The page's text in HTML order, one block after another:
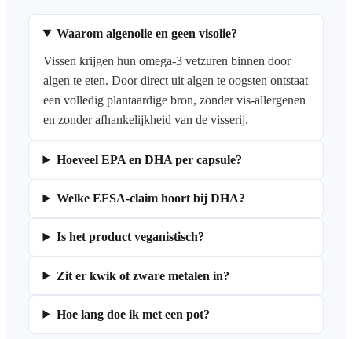
Waarom algenolie en geen visolie?
Vissen krijgen hun omega-3 vetzuren binnen door
algen te eten. Door direct uit algen te oogsten ontstaat
een volledig plantaardige bron, zonder vis-allergenen
en zonder afhankelijkheid van de visserij.
Hoeveel EPA en DHA per capsule?
Welke EFSA-claim hoort bij DHA?
Is het product veganistisch?
Zit er kwik of zware metalen in?
Hoe lang doe ik met een pot?